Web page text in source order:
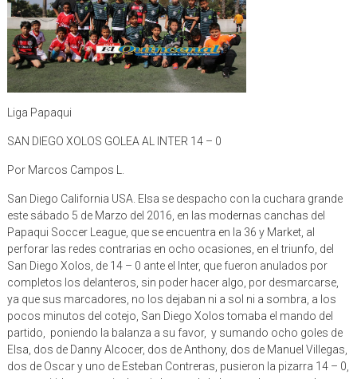
Liga Papaqui
SAN DIEGO XOLOS GOLEA AL INTER 14 – 0
Por Marcos Campos L.
San Diego California USA. Elsa se despacho con la cuchara grande
este sábado 5 de Marzo del 2016, en las modernas canchas del
Papaqui Soccer League, que se encuentra en la 36 y Market, al
perforar las redes contrarias en ocho ocasiones, en el triunfo, del
San Diego Xolos, de 14 – 0 ante el Inter, que fueron anulados por
completos los delanteros, sin poder hacer algo, por desmarcarse,
ya que sus marcadores, no los dejaban ni a sol ni a sombra, a los
pocos minutos del cotejo, San Diego Xolos tomaba el mando del
partido, poniendo la balanza a su favor, y sumando ocho goles de
Elsa, dos de Danny Alcocer, dos de Anthony, dos de Manuel Villegas,
dos de Oscar y uno de Esteban Contreras, pusieron la pizarra 14 – 0,